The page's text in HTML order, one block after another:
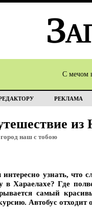
С мечом
РЕКЛАМА
из
наш с тобою
интересно узнать, что
в Хараелахе? Где
самый
Автобус